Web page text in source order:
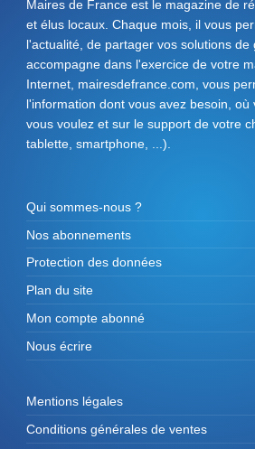
Maires de France est le magazine de
et élus locaux. Chaque mois, il vous
l'actualité, de partager vos solutions de
accompagne dans l'exercice de votre
Internet, mairesdefrance.com, vous
l'information dont vous avez besoin, où
vous voulez et sur le support de votre
tablette, smartphone, ...).
Qui sommes-nous ?
Nos abonnements
Protection des données
Plan du site
Mon compte abonné
Nous écrire
Mentions légales
Conditions générales de ventes